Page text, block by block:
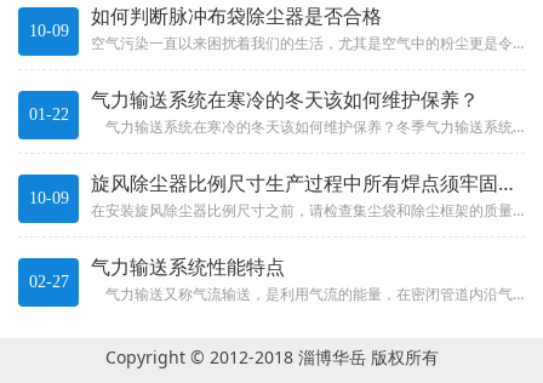
10-09
如何判断脉冲布袋除尘器是否合格
空气污染一直以来困扰着我们的生活，尤其是空气中的粉尘更是令人难以呼吸，为了能去除空气中的粉尘，可以使用脉冲布袋除尘器进行...
01-22
气力输送系统在寒冷的冬天该如何维护保养？
气力输送系统在寒冷的冬天该如何维护保养？冬季气力输送系统设备维修保养，气力输送系统机器设备大多数安装在户外，在寒冷的冬...
10-09
旋风除尘器比例尺寸生产过程中所有焊点须牢固无拆焊
在安装旋风除尘器比例尺寸之前，请检查集尘袋和除尘框架的质量是否合格。 该包装袋无需脱机，跳线，无线头，且包装袋尺寸应与镜...
02-27
气力输送系统性能特点
气力输送又称气流输送，是利用气流的能量，在密闭管道内沿气流方向输送颗粒状物料，是流态化技术的一种具体应用。气力输送装置...
Copyright © 2012-2018 淄博华岳 版权所有